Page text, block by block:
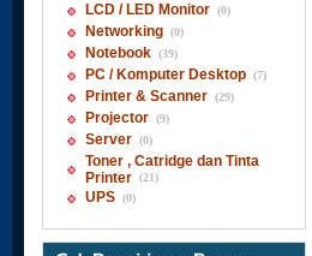
LCD / LED Monitor (0)
Networking (0)
Notebook (39)
PC / Komputer Desktop (7)
Printer & Scanner (29)
Projector (9)
Server (0)
Toner , Catridge dan Tinta
Printer (21)
UPS (0)